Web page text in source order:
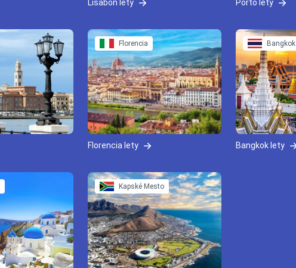
Lisabon lety Porto lety
Florencia
Florencia lety
Bangkok
Bangkok lety
Kapské Mesto